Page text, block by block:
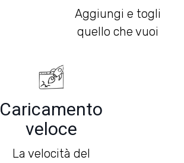
Aggiungi e togli
quello che vuoi
Caricamento
veloce
La velocità del